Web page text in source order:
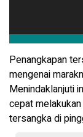
Penangkapan
mengenai
Menindaklanjuti
cepat
tersangka di